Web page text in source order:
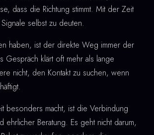
dass die Richtung stimmt. Mit der Zeit
selbst zu deuten.
haben, ist der direkte Weg immer der
Gespräch klärt oft mehr als lange
nicht, den Kontakt zu suchen, wenn
besonders macht, ist die Verbindung
ehrlicher Beratung. Es geht nicht darum,